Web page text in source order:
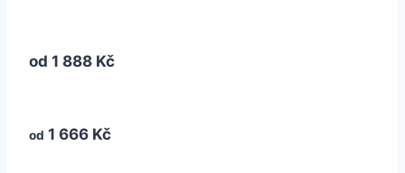
od 1 888 Kč
od 1 666 Kč